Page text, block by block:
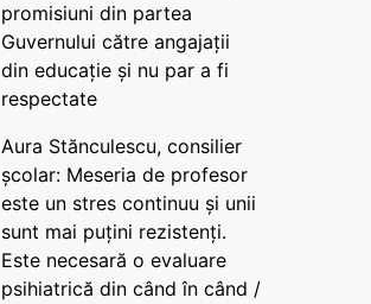
promisiuni din partea
Guvernului către angajații
din educație și nu par a fi
respectate
Aura Stănculescu, consilier
școlar: Meseria de profesor
este un stres continuu și unii
sunt mai puțini rezistenți.
Este necesară o evaluare
psihiatrică din când în când /